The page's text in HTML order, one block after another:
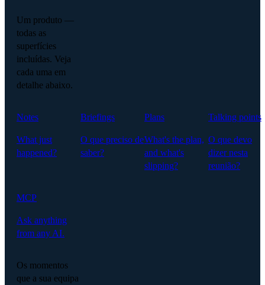
Um produto —
todas as
superfícies
incluídas. Veja
cada uma em
detalhe abaixo.
Notes
What just
happened?
Briefings
O que preciso de
saber?
Plans
What's the plan,
and what's
slipping?
Talking points
O que devo
dizer nesta
reunião?
MCP
Ask anything
from any AI.
Os momentos
que a sua equipa